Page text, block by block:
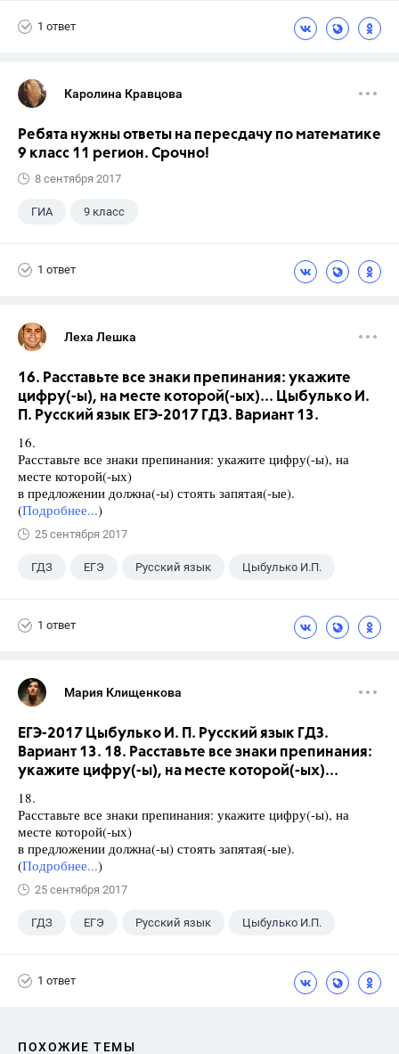
1 ответ
Каролина Кравцова
Ребята нужны ответы на пересдачу по математике
9 класс 11 регион. Срочно!
8 сентября 2017
ГИА 9 класс
1 ответ
Леха Лешка
16. Расставьте все знаки препинания: укажите
цифру(-ы), на месте которой(-ых)... Цыбулько И.
П. Русский язык ЕГЭ-2017 ГДЗ. Вариант 13.
16.
Расставьте все знаки препинания: укажите цифру(-ы), на
месте которой(-ых)
в предложении должна(-ы) стоять запятая(-ые).
(Подробнее...)
25 сентября 2017
ГДЗ ЕГЭ Русский язык Цыбулько И.П.
1 ответ
Мария Клищенкова
ЕГЭ-2017 Цыбулько И. П. Русский язык ГДЗ.
Вариант 13. 18. Расставьте все знаки препинания:
укажите цифру(-ы), на месте которой(-ых)...
18.
Расставьте все знаки препинания: укажите цифру(-ы), на
месте которой(-ых)
в предложении должна(-ы) стоять запятая(-ые).
(Подробнее...)
25 сентября 2017
ГДЗ ЕГЭ Русский язык Цыбулько И.П.
1 ответ
ПОХОЖИЕ ТЕМЫ